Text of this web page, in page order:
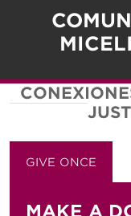
CONTACT
GIVE ONCE
MAKE A